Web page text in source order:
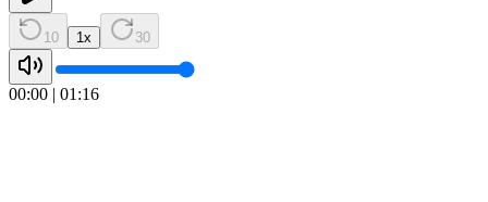
10 1 x 30
00:00 | 01:16